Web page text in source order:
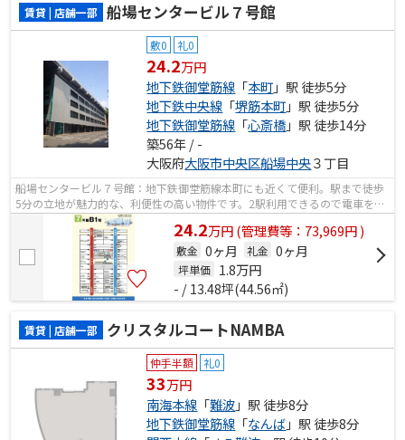
賃貸 | 店舗一部 船場センタービル７号館
敷0 礼0
24.2万円
地下鉄御堂筋線 「本町」駅 徒歩5分
地下鉄中央線 「堺筋本町」駅 徒歩5分
地下鉄御堂筋線 「心斎橋」駅 徒歩14分
築56年 / -
大阪府大阪市中央区船場中央３丁目
船場センタービル７号館：地下鉄御堂筋線本町にも近くて便利。駅まで徒歩
5分の立地が魅力的な、利便性の高い物件です。2駅利用できるので電車をよ
く使う方におすすめな物件です。24.2万円(管理費等：73,969円 )
敷金 0ヶ月 礼金 0ヶ月
坪単価 1.8万円
- / 13.48坪(44.56㎡)
賃貸 | 店舗一部 クリスタルコートNAMBA
仲手半額 礼0
33万円
南海本線 「難波」駅 徒歩8分
地下鉄御堂筋線 「なんば」駅 徒歩8分